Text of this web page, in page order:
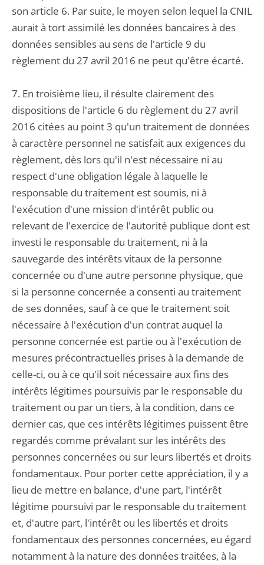
son article 6. Par suite, le moyen selon lequel la CNIL
aurait à tort assimilé les données bancaires à des
données sensibles au sens de l'article 9 du
règlement du 27 avril 2016 ne peut qu'être écarté.
7. En troisième lieu, il résulte clairement des
dispositions de l'article 6 du règlement du 27 avril
2016 citées au point 3 qu'un traitement de données
à caractère personnel ne satisfait aux exigences du
règlement, dès lors qu'il n'est nécessaire ni au
respect d'une obligation légale à laquelle le
responsable du traitement est soumis, ni à
l'exécution d'une mission d'intérêt public ou
relevant de l'exercice de l'autorité publique dont est
investi le responsable du traitement, ni à la
sauvegarde des intérêts vitaux de la personne
concernée ou d'une autre personne physique, que
si la personne concernée a consenti au traitement
de ses données, sauf à ce que le traitement soit
nécessaire à l'exécution d'un contrat auquel la
personne concernée est partie ou à l'exécution de
mesures précontractuelles prises à la demande de
celle-ci, ou à ce qu'il soit nécessaire aux fins des
intérêts légitimes poursuivis par le responsable du
traitement ou par un tiers, à la condition, dans ce
dernier cas, que ces intérêts légitimes puissent être
regardés comme prévalant sur les intérêts des
personnes concernées ou sur leurs libertés et droits
fondamentaux. Pour porter cette appréciation, il y a
lieu de mettre en balance, d'une part, l'intérêt
légitime poursuivi par le responsable du traitement
et, d'autre part, l'intérêt ou les libertés et droits
fondamentaux des personnes concernées, eu égard
notamment à la nature des données traitées, à la